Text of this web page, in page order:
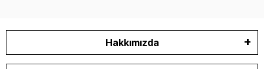
Hakkımızda